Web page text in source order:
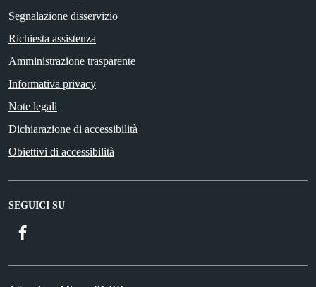
Segnalazione disservizio
Richiesta assistenza
Amministrazione trasparente
Informativa privacy
Note legali
Dichiarazione di accessibilità
Obiettivi di accessibilità
SEGUICI SU